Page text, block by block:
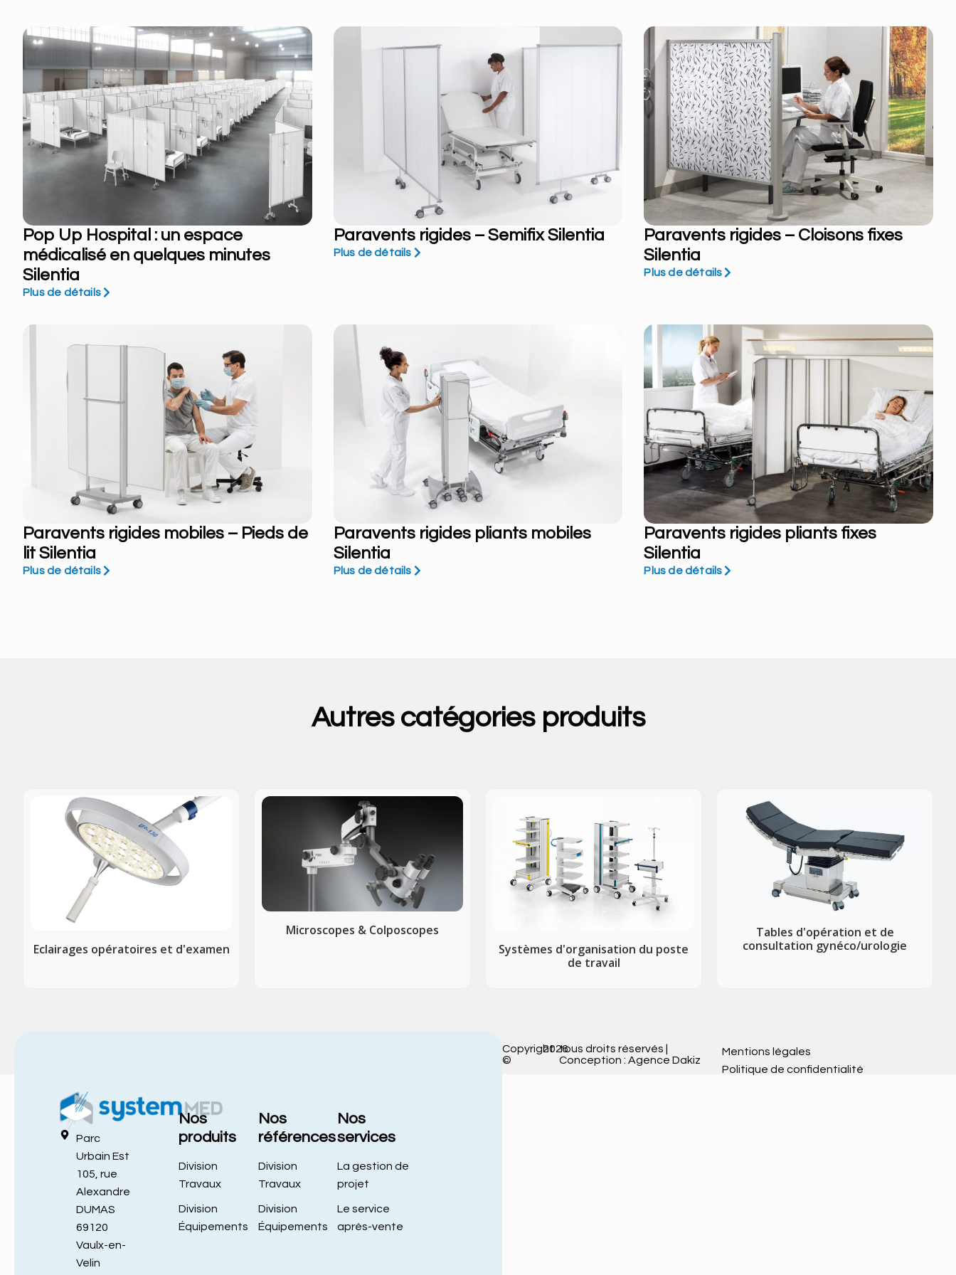
Pop Up Hospital : un espace
médicalisé en quelques minutes
Silentia
Plus de détails
Paravents rigides – Semifix Silentia
Plus de détails
Paravents rigides – Cloisons fixes
Silentia
Plus de détails
Paravents rigides mobiles – Pieds de
lit Silentia
Plus de détails
Paravents rigides pliants mobiles
Silentia
Plus de détails
Paravents rigides pliants fixes
Silentia
Plus de détails
Autres catégories produits
Eclairages opératoires et d'examen
Microscopes & Colposcopes
Systèmes d'organisation du poste
de travail
Tables d'opération et de
consultation gynéco/urologie
Parc
Urbain Est
105, rue
Alexandre
DUMAS
69120
Vaulx-en-
Velin
Nos
produits
Division
Travaux
Division
Équipements
Nos
références
Division
Travaux
Division
Équipements
Nos
services
La gestion de
projet
Le service
après-vente
Copyright
©
2026tous droits réservés |
Conception : Agence Dakiz
Mentions légales
Politique de confidentialité